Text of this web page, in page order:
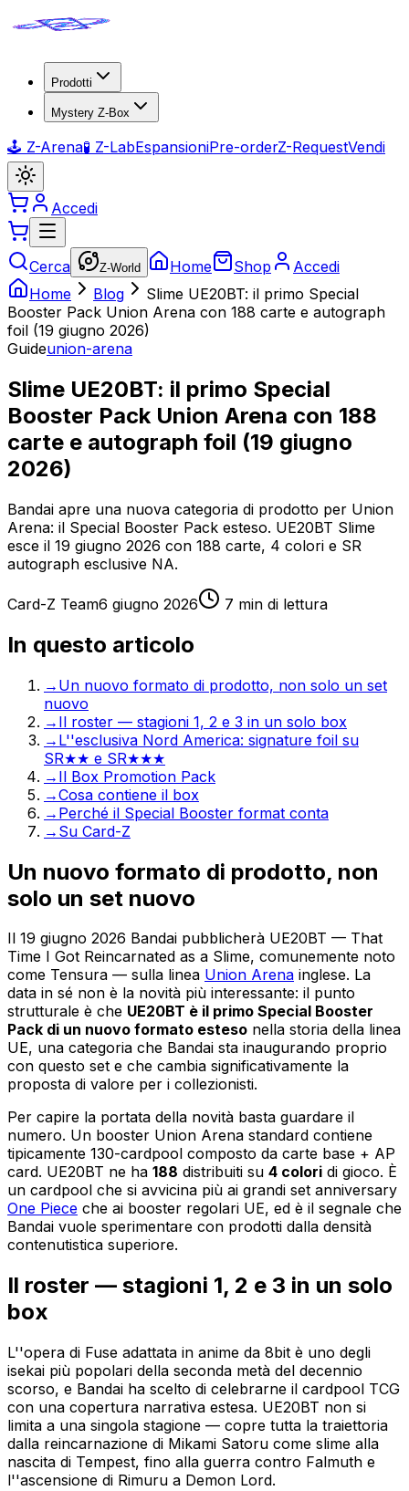
Prodotti
Mystery Z-Box
🕹️ Z-Arena🧪 Z-LabEspansioniPre-orderZ-RequestVendi
Accedi
Cerca Z-World Home Shop
Accedi
Home
Blog
Slime UE20BT: il primo Special
Booster Pack Union Arena con 188 carte e autograph
foil (19 giugno 2026)
Guideunion-arena
Slime UE20BT: il primo Special
Booster Pack Union Arena con 188
carte e autograph foil (19 giugno
2026)
Bandai apre una nuova categoria di prodotto per Union
Arena: il Special Booster Pack esteso. UE20BT Slime
esce il 19 giugno 2026 con 188 carte, 4 colori e SR
autograph esclusive NA.
Card-Z Team6 giugno 2026 7 min di lettura
In questo articolo
→ Un nuovo formato di prodotto, non solo un set
nuovo
→ Il roster — stagioni 1, 2 e 3 in un solo box
→ L''esclusiva Nord America: signature foil su
SR★★ e SR★★★
→ Il Box Promotion Pack
→Cosa contiene il box
→ Perché il Special Booster format conta
→ Su Card-Z
Un nuovo formato di prodotto, non
solo un set nuovo
Il 19 giugno 2026 Bandai pubblicherà UE20BT — That
Time I Got Reincarnated as a Slime, comunemente noto
come Tensura — sulla linea Union Arena inglese. La
data in sé non è la novità più interessante: il punto
strutturale è che UE20BT è il primo Special Booster
Pack di un nuovo formato esteso nella storia della linea
UE, una categoria che Bandai sta inaugurando proprio
con questo set e che cambia significativamente la
proposta di valore per i collezionisti.
Per capire la portata della novità basta guardare il
numero. Un booster Union Arena standard contiene
tipicamente 130-cardpool composto da carte base + AP
card. UE20BT ne ha 188 distribuiti su 4 colori di gioco. È
un cardpool che si avvicina più ai grandi set anniversary
One Piece che ai booster regolari UE, ed è il segnale che
Bandai vuole sperimentare con prodotti dalla densità
contenutistica superiore.
Il roster — stagioni 1, 2 e 3 in un solo
box
L''opera di Fuse adattata in anime da 8bit è uno degli
isekai più popolari della seconda metà del decennio
scorso, e Bandai ha scelto di celebrarne il cardpool TCG
con una copertura narrativa estesa. UE20BT non si
limita a una singola stagione — copre tutta la traiettoria
dalla reincarnazione di Mikami Satoru come slime alla
nascita di Tempest, fino alla guerra contro Falmuth e
l''ascensione di Rimuru a Demon Lord.